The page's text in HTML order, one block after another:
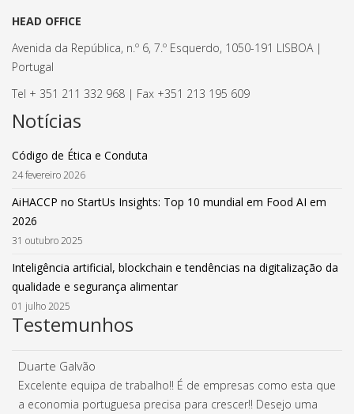
HEAD OFFICE
Avenida da República, n.º 6, 7.º Esquerdo, 1050-191 LISBOA |
Portugal
Tel + 351 211 332 968 | Fax +351 213 195 609
Notícias
Código de Ética e Conduta
24 fevereiro 2026
AiHACCP no StartUs Insights: Top 10 mundial em Food AI em
2026
31 outubro 2025
Inteligência artificial, blockchain e tendências na digitalização da
qualidade e segurança alimentar
01 julho 2025
Testemunhos
Duarte Galvão
Excelente equipa de trabalho!! É de empresas como esta que
a economia portuguesa precisa para crescer!! Desejo uma